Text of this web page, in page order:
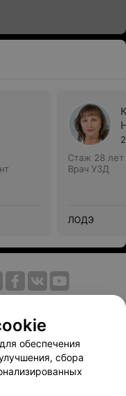
Стаж 28 лет
Врач УЗД
ЛОДЭ
договор
Способы оплаты
103.by
обеспечения
сбора